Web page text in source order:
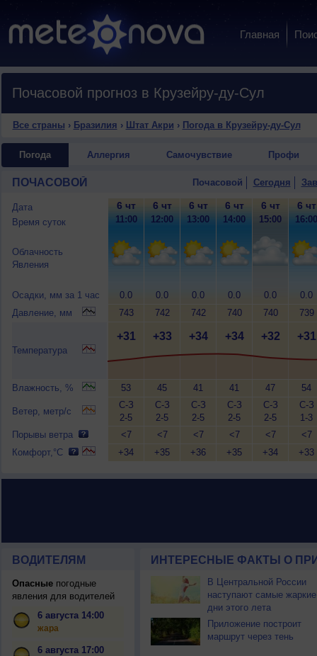
Главная
Почасовой прогноз в Крузейру-ду-Сул
Все страны › Бразилия › Штат Акри › Погода в Крузейру-ду-Сул
Погода Аллергия Самочувствие Профи
ПОЧАСОВОЙ Почасовой Сегодня
Дата
Время суток
Облачность
Явления
Осадки, мм за 1 час
Давление, мм
Температура
Влажность, %
Ветер, метр/с
Порывы ветра
Комфорт,°C
6 чт
11:00
0.0
743
+31
53
С-З
2-5
<7
+34
6 чт
12:00
0.0
742
+33
45
С-З
2-5
<7
+35
6 чт
13:00
0.0
742
+34
41
С-З
2-5
<7
+36
6 чт
14:00
0.0
740
+34
41
С-З
2-5
<7
+35
6 чт
15:00
0.0
740
+32
47
С-З
2-5
<7
+34
6 чт
16:00
0.0
739
+31
54
С-З
1-3
<7
+33
ВОДИТЕЛЯМ
Опасныепогодные
явления для водителей
6 августа 14:00
жара
6 августа 17:00
ИНТЕРЕСНЫЕ ФАКТЫ О
В Центральной России
наступают самые жаркие
дни этого лета
Приложение построит
маршрут через тень